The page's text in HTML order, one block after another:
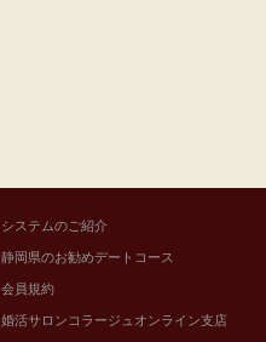
システムのご紹介
静岡県のお勧めデートコース
会員規約
婚活サロンコラージュオンライン支店